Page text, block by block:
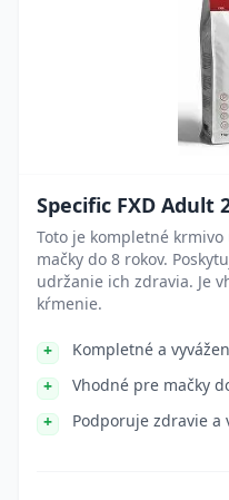
Specific FXD Adult
Toto je kompletné
mačky do 8 rokov.
udržanie ich zdravia. Je
kŕmenie.
Kompletné a
Vhodné pre mačky
Podporuje zdravie a